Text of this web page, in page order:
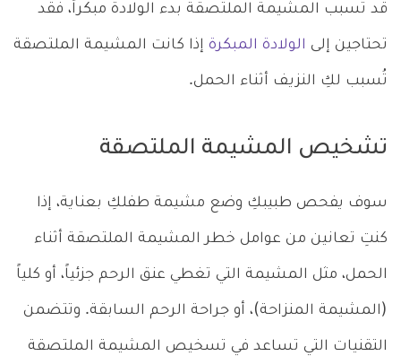
قد تُسبب المشيمة الملتصقة بدء الولادة مبكراً، فقد
تحتاجين إلى الولادة المبكرة إذا كانت المشيمة الملتصقة
تُسبب لكِ النزيف أثناء الحمل.
تشخيص المشيمة الملتصقة
سوف يفحص طبيبكِ وضع مشيمة طفلكِ بعناية، إذا
كنتِ تعانين من عوامل خطر المشيمة الملتصقة أثناء
الحمل، مثل المشيمة التي تغطي عنق الرحم جزئياً، أو كلياً
(المشيمة المنزاحة)، أو جراحة الرحم السابقة. وتتضمن
التقنيات التي تساعد في تسخيص المشيمة الملتصقة